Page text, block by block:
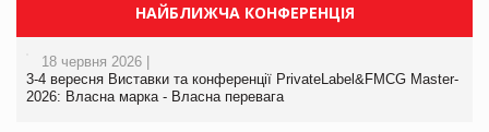
НАЙБЛИЖЧА КОНФЕРЕНЦІЯ
18 червня 2026 |
3-4 вересня Виставки та конференції PrivateLabel&FMCG Master-
2026: Власна марка - Власна перевага